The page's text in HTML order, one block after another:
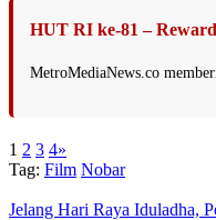
HUT RI ke-81 –
MetroMediaNews.co
1 2 3 4»
Tag: Film Nobar
Jelang Hari Raya Iduladha,